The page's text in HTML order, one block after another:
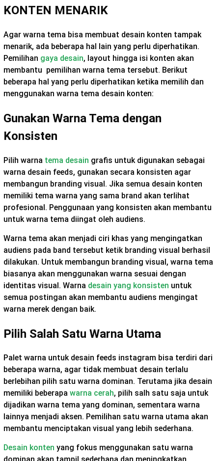
KONTEN MENARIK
Agar warna tema bisa membuat desain konten tampak
menarik, ada beberapa hal lain yang perlu diperhatikan.
Pemilihan gaya desain, layout hingga isi konten akan
membantu pemilihan warna tema tersebut. Berikut
beberapa hal yang perlu diperhatikan ketika memilih dan
menggunakan warna tema desain konten:
Gunakan Warna Tema dengan
Konsisten
Pilih warna tema desain grafis untuk digunakan sebagai
warna desain feeds, gunakan secara konsisten agar
membangun branding visual. Jika semua desain konten
memiliki tema warna yang sama brand akan terlihat
profesional. Penggunaan yang konsisten akan membantu
untuk warna tema diingat oleh audiens.
Warna tema akan menjadi ciri khas yang mengingatkan
audiens pada band tersebut ketik branding visual berhasil
dilakukan. Untuk membangun branding visual, warna tema
biasanya akan menggunakan warna sesuai dengan
identitas visual. Warna desain yang konsisten untuk
semua postingan akan membantu audiens mengingat
warna merek dengan baik.
Pilih Salah Satu Warna Utama
Palet warna untuk desain feeds instagram bisa terdiri dari
beberapa warna, agar tidak membuat desain terlalu
berlebihan pilih satu warna dominan. Terutama jika desain
memiliki beberapa warna cerah, pilih salh satu saja untuk
dijadikan warna tema yang dominan, sementara warna
lainnya menjadi aksen. Pemilihan satu warna utama akan
membantu menciptakan visual yang lebih sederhana.
Desain konten yang fokus menggunakan satu warna